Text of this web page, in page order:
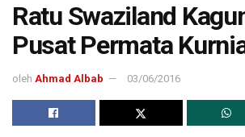
Ratu Swaziland
Pusat Permata
oleh Ahmad Albab 03/06/2016